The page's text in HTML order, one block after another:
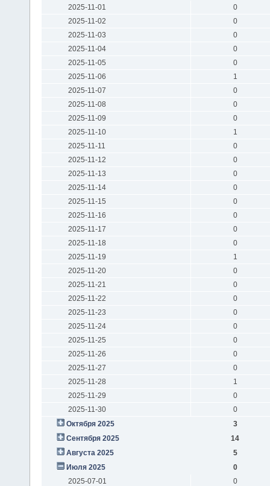
2025-11-01
0
2025-11-02
0
2025-11-03
0
2025-11-04
0
2025-11-05
0
2025-11-06
1
2025-11-07
0
2025-11-08
0
2025-11-09
0
2025-11-10
1
2025-11-11
0
2025-11-12
0
2025-11-13
0
2025-11-14
0
2025-11-15
0
2025-11-16
0
2025-11-17
0
2025-11-18
0
2025-11-19
1
2025-11-20
0
2025-11-21
0
2025-11-22
0
2025-11-23
0
2025-11-24
0
2025-11-25
0
2025-11-26
0
2025-11-27
0
2025-11-28
1
2025-11-29
0
2025-11-30
0
Октября 2025
3
Сентября 2025
14
Августа 2025
5
Июля 2025
0
2025-07-01
0